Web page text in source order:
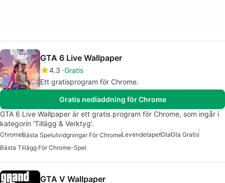
GTA 6 Live Wallpaper
4.3 Gratis
Ett gratisprogram för Chrome.
Gratis nedladdning för Chrome
GTA 6 Live Wallpaper är ett gratis program för Chrome, som ingår i
kategorin 'Tillägg & Verktyg'.
ChromeBästa Spelutvidgningar För ChromeLevendetapetGtaGta Gratis
Bästa Tillägg För Chrome-Spel
GTA V Wallpaper